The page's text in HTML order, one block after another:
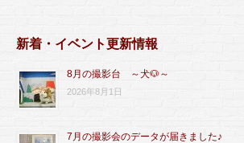
新着・イベント更新情報
8月の撮影台 ～犬🐶～
2026年8月1日
7月の撮影会のデータが届きました♪